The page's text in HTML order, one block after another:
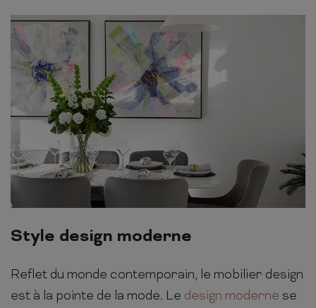
Style design moderne
Reflet du monde contemporain, le mobilier design
est à la pointe de la mode. Le design moderne se